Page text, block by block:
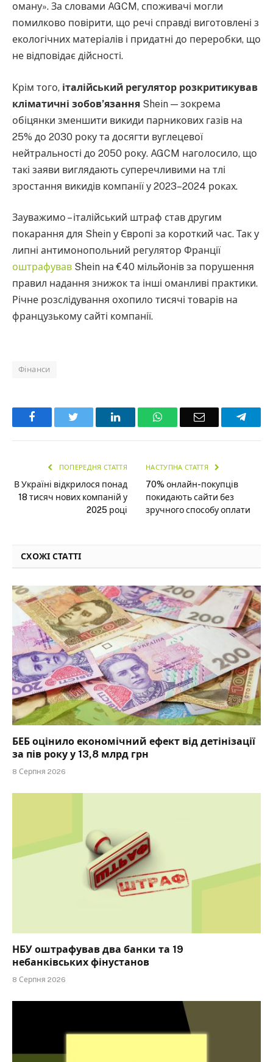
оману». За словами AGCM, споживачі могли
помилково повірити, що речі справді виготовлені з
екологічних матеріалів і придатні до переробки, що
не відповідає дійсності.
Крім того, італійський регулятор розкритикував
кліматичні зобов’язання Shein — зокрема
обіцянки зменшити викиди парникових газів на
25% до 2030 року та досягти вуглецевої
нейтральності до 2050 року. AGCM наголосило, що
такі заяви виглядають суперечливими на тлі
зростання викидів компанії у 2023–2024 роках.
Зауважимо – італійський штраф став другим
покарання для Shein у Європі за короткий час. Так у
липні антимонопольний регулятор Франції
оштрафував Shein на €40 мільйонів за порушення
правил надання знижок та інші оманливі практики.
Річне розслідування охопило тисячі товарів на
французькому сайті компанії.
Фінанси
Facebook LinkedInWhatsAppEmail
ПОПЕРЕДНЯ СТАТТЯ
В Україні відкрилося понад
18 тисяч нових компаній у
2025 році
НАСТУПНА СТАТТЯ
70% онлайн-покупців
покидають сайти без
зручного способу оплати
СХОЖІ СТАТТІ
БЕБ оцінило економічний ефект від детінізації
за пів року у 13,8 млрд грн
8 Серпня 2026
НБУ оштрафував два банки та 19
небанківських фінустанов
8 Серпня 2026